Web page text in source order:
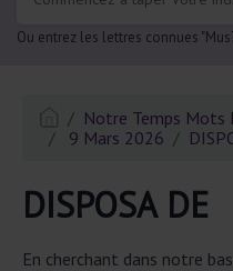
Ou entrez les lettres connues
Notre Temps Mots
9 Mars 2026
DISPOSA DE
En cherchant dans notre